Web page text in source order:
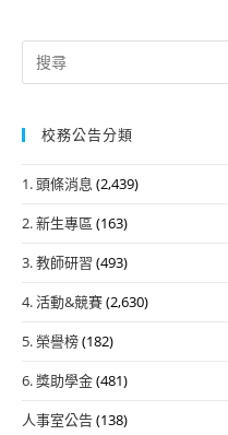
Search
for:
校務公告分類
1. 頭條消息 (2,439)
2. 新生專區 (163)
3. 教師研習 (493)
4. 活動&競賽(2,630)
5. 榮譽榜(182)
6. 獎助學金(481)
人事室公告(138)